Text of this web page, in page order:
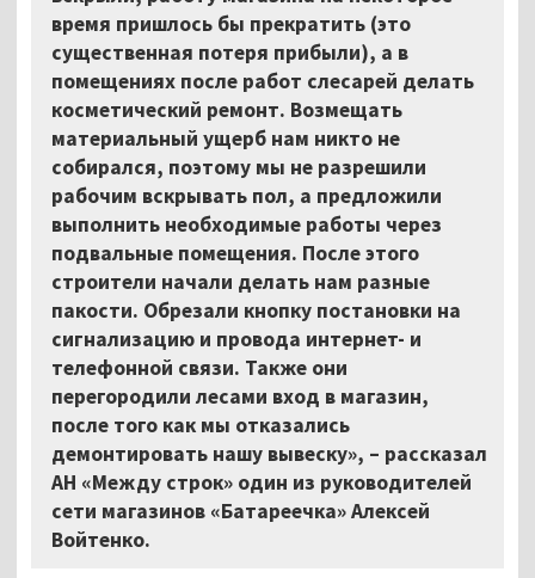
время пришлось бы прекратить (это
существенная потеря прибыли), а в
помещениях после работ слесарей делать
косметический ремонт. Возмещать
материальный ущерб нам никто не
собирался, поэтому мы не разрешили
рабочим вскрывать пол, а предложили
выполнить необходимые работы через
подвальные помещения. После этого
строители начали делать нам разные
пакости. Обрезали кнопку постановки на
сигнализацию и провода интернет- и
телефонной связи. Также они
перегородили лесами вход в магазин,
после того как мы отказались
демонтировать нашу вывеску», – рассказал
АН «Между строк» один из руководителей
сети магазинов «Батареечка» Алексей
Войтенко.